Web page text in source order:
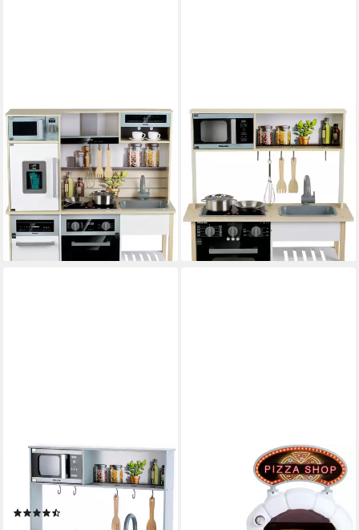
Spielküche Miele, Family II
MDF, mit Licht und Sound
129,95 €
lieferbar - in 6-8 Werktagen bei dir
KLEIN
Spielküche Miele, midi II MDF,
mit Licht und Sound
UVP 114,99 €
-37%
lieferbar - in 6-8 Werktagen bei dir
Spielküche Miele MDF, mit
Zubehör aus Holz und Metall
Spielküche My Market - Pizza
Station Kunststoff
UVP22,99 €